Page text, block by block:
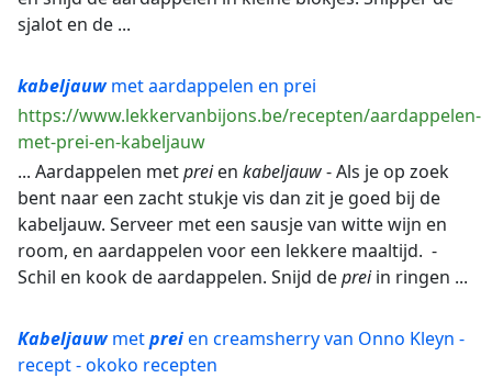
sjalot en de ...
kabeljauwmet aardappelen en prei
https://www.lekkervanbijons.be/recepten/aardappelen-
met-prei-en-kabeljauw
... Aardappelen metpreien kabeljauw- Als je op zoek
bent naar een zacht stukje vis dan zit je goed bij de
kabeljauw. Serveer met een sausje van witte wijn en
room, en aardappelen voor een lekkere maaltijd. -
Schil en kook de aardappelen. Snijd depreiin ringen ...
Kabeljauwmetpreien creamsherry van Onno Kleyn -
recept - okoko recepten